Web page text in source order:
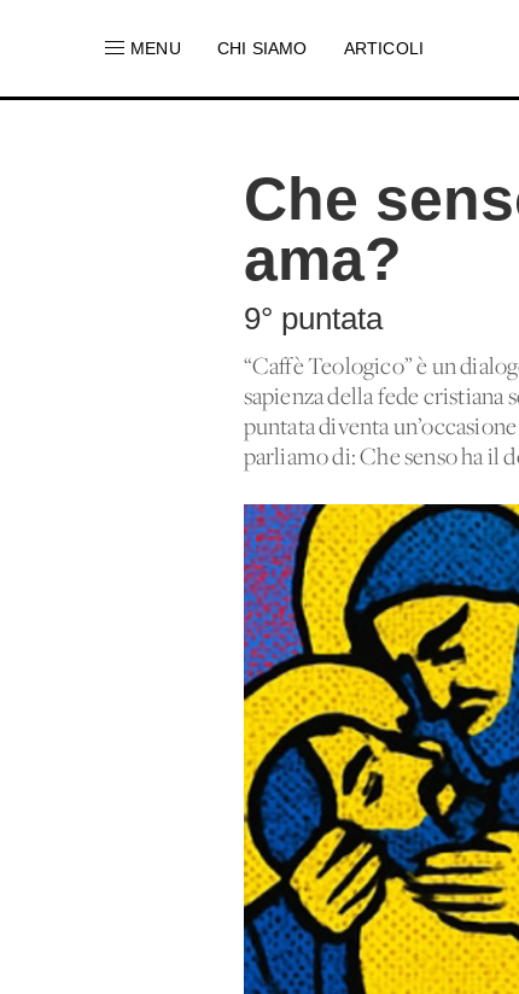
MENU CHI SIAMO ARTICOLI
Che
ama?
9° puntata
“Caffè Teologico” è un
sapienza della fede cristiana
puntata diventa
parliamo di: Che senso ha il